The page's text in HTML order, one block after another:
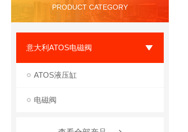
PRODUCT CATEGORY
意大利ATOS电磁阀
ATOS液压缸
电磁阀